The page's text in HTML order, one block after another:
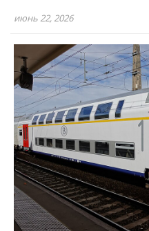
июнь 22, 2026